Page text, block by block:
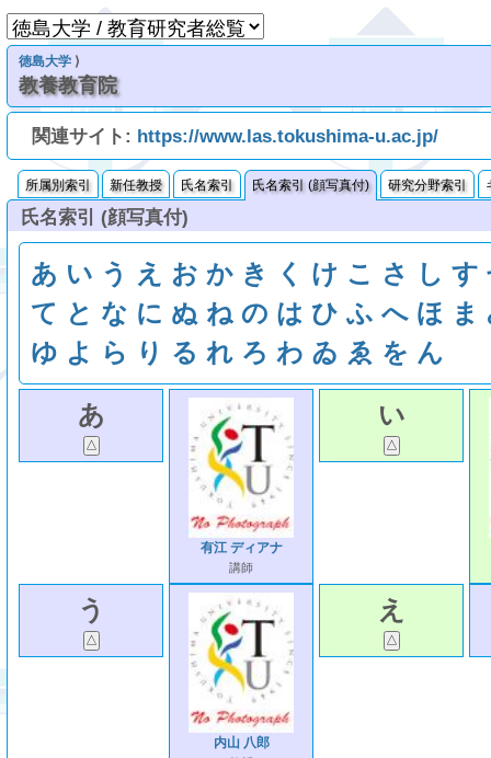
徳島大学 ⟩
教養教育院
関連サイト: https://www.las.tokushima-u.ac.jp/
所属別索引 新任教授 氏名索引 氏名索引 (顔写真付) 研究分野索引
氏名索引 (顔写真付)
あ い う え お か き く け こ さ し す
て と な に ぬ ね の は ひ ふ へ ほ ま
ゆ よ ら り る れ ろ わ ゐ ゑ を ん
あ
有江 ディアナ
講師
い
う
内山 八郎
え